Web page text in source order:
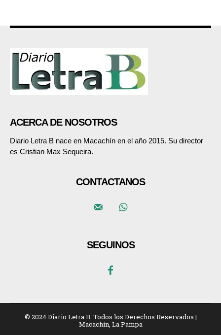
ACERCA DE NOSOTROS
Diario Letra B nace en Macachín en el año 2015. Su director
es Cristian Max Sequeira.
CONTACTANOS
SEGUINOS
© 2024 Diario Letra B. Todos los Derechos Reservados |
Macachín, La Pampa